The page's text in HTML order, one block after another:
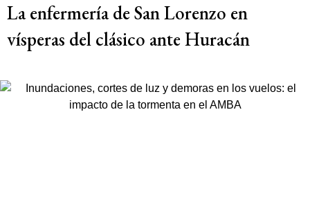
La enfermería de San Lorenzo en
vísperas del clásico ante Huracán